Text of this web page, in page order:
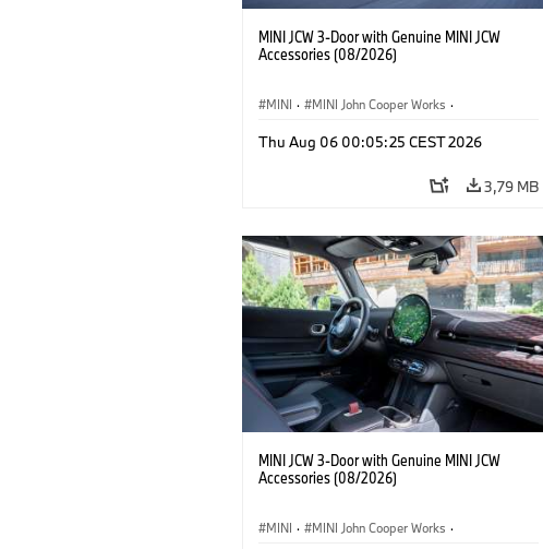
MINI JCW 3-Door with Genuine MINI JCW
Accessories (08/2026)
MINI · MINI John Cooper Works ·
Extras Opcionais, Acessórios
Thu Aug 06 00:05:25 CEST 2026
3,79 MB
MINI JCW 3-Door with Genuine MINI JCW
Accessories (08/2026)
MINI · MINI John Cooper Works ·